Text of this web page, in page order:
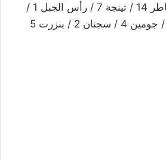
أوتيك 5 / سونين 1 / ماطر 14 / تينجة 7 / رأس الجبل 1 /